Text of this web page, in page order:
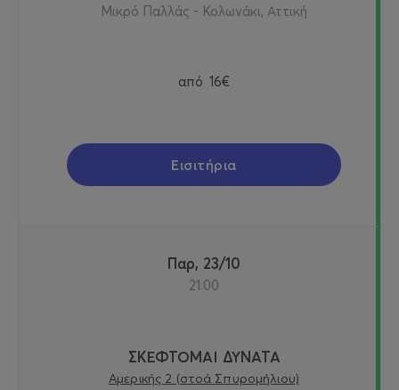
Μικρό Παλλάς - Κολωνάκι, Αττική
από 16€
Εισιτήρια
Παρ, 23/10
21:00
ΣΚΕΦΤΟΜΑΙ ΔΥΝΑΤΑ
Αμερικής 2 (στοά Σπυρομήλιου)